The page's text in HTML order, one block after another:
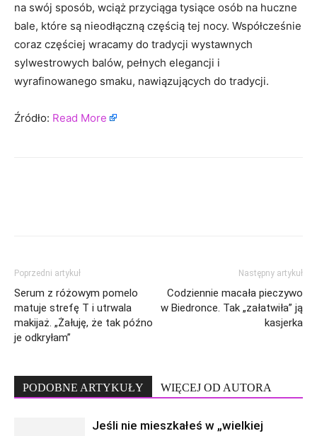
na swój sposób, wciąż przyciąga tysiące osób na huczne
bale, które są nieodłączną częścią tej nocy. Współcześnie
coraz częściej wracamy do tradycji wystawnych
sylwestrowych balów, pełnych elegancji i
wyrafinowanego smaku, nawiązujących do tradycji.
Źródło: Read More
Poprzedni artykuł
Serum z różowym pomelo
matuje strefę T i utrwala
makijaż. „Żałuję, że tak późno
je odkryłam”
Następny artykuł
Codziennie macała pieczywo
w Biedronce. Tak „załatwiła” ją
kasjerka
PODOBNE ARTYKUŁY WIĘCEJ OD AUTORA
Jeśli nie mieszkałeś w „wielkiej